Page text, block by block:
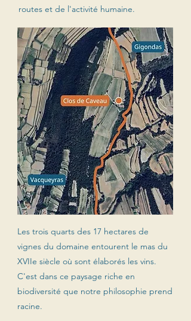
routes et de l'activité humaine.
Les trois quarts des 17 hectares de
vignes du domaine entourent le mas du
XVIIe siècle où sont élaborés les vins.
C'est dans ce paysage riche en
biodiversité que notre philosophie prend
racine.